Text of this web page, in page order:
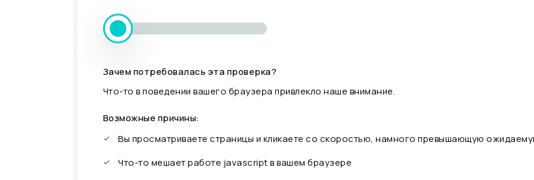
Зачем потребовалась эта проверка?
Что-то в поведении вашего браузера привлекло наше внимание.
Возможные причины:
Вы просматриваете страницы и кликаете со скоростью, намного превышающую
Что-то мешает работе javascript в вашем браузере